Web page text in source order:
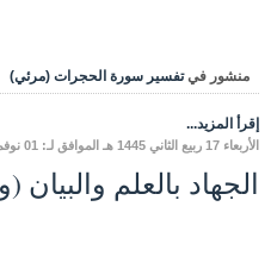
منشور في تفسير سورة الحجرات (مرئي)
إقرأ المزيد...
الأربعاء 17 ربيع الثاني 1445 هـ الموافق لـ: 01 نوفمبر 2023 04:46
الجهاد بالعلم